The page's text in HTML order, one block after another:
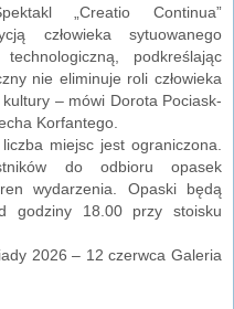
„Creatio Continua”
człowieka sytuowanego
podkreślając
nie eliminuje roli człowieka
– mówi Dorota Pociask-
Korfantego.
miejsc jest ograniczona.
do odbioru opasek
wydarzenia. Opaski będą
godziny 18.00 przy stoisku
2026 – 12 czerwca Galeria